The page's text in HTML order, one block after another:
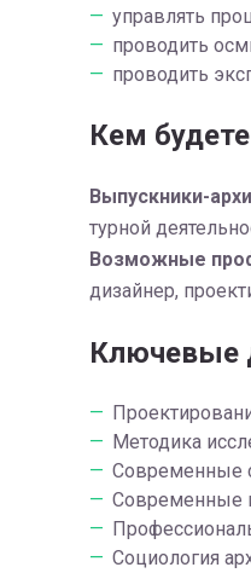
управлять
проводить
проводить
Кем
Вы­пуск­ни­ки-
тур­ной
Возможные
дизайнер,
Ключевые
Методика
Современные
Современные
Социология